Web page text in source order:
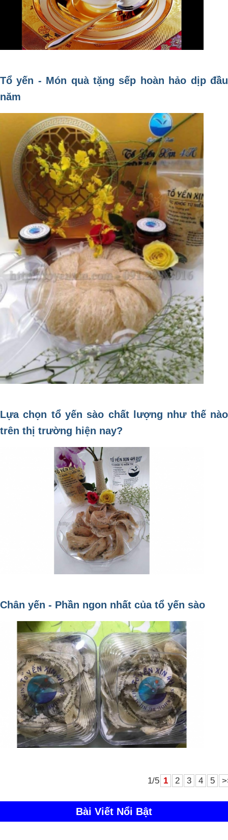
Tổ yến - Món quà tặng sếp hoàn hảo dịp đầu
năm
Lựa chọn tổ yến sào chất lượng như thế nào
trên thị trường hiện nay?
Chân yến - Phần ngon nhất của tổ yến sào
1/5 1 2 3 4 5
Bài Viết Nổi Bật